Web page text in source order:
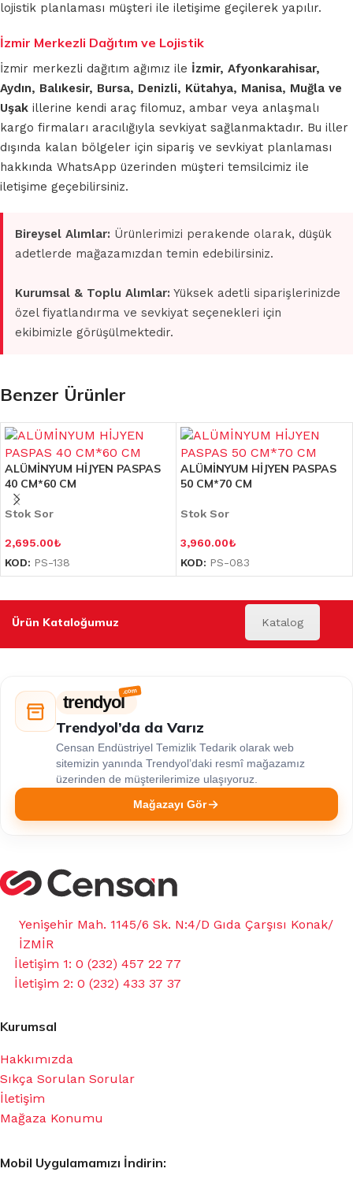
lojistik planlaması müşteri ile iletişime geçilerek yapılır.
İzmir Merkezli Dağıtım ve Lojistik
İzmir merkezli dağıtım ağımız ile İzmir, Afyonkarahisar,
Aydın, Balıkesir, Bursa, Denizli, Kütahya, Manisa, Muğla ve
Uşak illerine kendi araç filomuz, ambar veya anlaşmalı
kargo firmaları aracılığıyla sevkiyat sağlanmaktadır. Bu iller
dışında kalan bölgeler için sipariş ve sevkiyat planlaması
hakkında WhatsApp üzerinden müşteri temsilcimiz ile
iletişime geçebilirsiniz.
Bireysel Alımlar: Ürünlerimizi perakende olarak, düşük
adetlerde mağazamızdan temin edebilirsiniz.
Kurumsal & Toplu Alımlar: Yüksek adetli siparişlerinizde
özel fiyatlandırma ve sevkiyat seçenekleri için
ekibimizle görüşülmektedir.
Benzer Ürünler
ALÜMİNYUM HİJYEN PASPAS
40 CM*60 CM
Stok Sor
2,695.00₺
KOD: PS-138
ALÜMİNYUM HİJYEN PASPAS
50 CM*70 CM
Stok Sor
3,960.00₺
KOD: PS-083
Ürün Kataloğumuz Katalog
trendyol
Trendyol’da da Varız
Censan Endüstriyel Temizlik Tedarik olarak web
sitemizin yanında Trendyol’daki resmî mağazamız
üzerinden de müşterilerimize ulaşıyoruz.
Mağazayı Gör
Yenişehir Mah. 1145/6 Sk. N:4/D Gıda Çarşısı Konak/
İZMİR
İletişim 1: 0 (232) 457 22 77
İletişim 2: 0 (232) 433 37 37
Kurumsal
Hakkımızda
Sıkça Sorulan Sorular
İletişim
Mağaza Konumu
Mobil Uygulamamızı İndirin: